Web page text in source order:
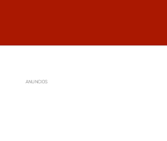
ANUNCIOS